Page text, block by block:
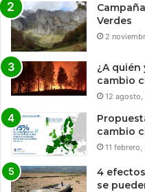
Verdes
2
¿A
cambio
12 agosto,
cambio
11 febrero,
4
se